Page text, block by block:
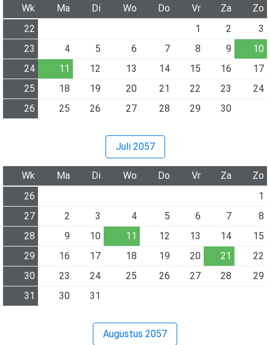
Wk Ma Di Wo Do Vr Za
Zo
22
1 2
3
23
4 5 6 7 8 9
10
24
11 12 13 14 15 16
17
25
18 19 20 21 22 23
24
26
25 26 27 28 29 30
Juli 2057
Wk Ma Di Wo Do Vr Za
Zo
26
1
27
2 3 4 5 6 7
8
28
9 10 11 12 13 14
15
29
16 17 18 19 20 21
22
30
23 24 25 26 27 28
29
31
30 31
Augustus 2057